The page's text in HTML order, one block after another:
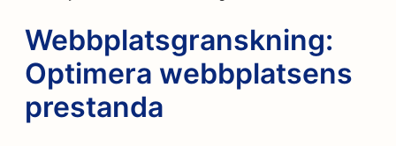
Webbplatsgranskning:
Optimera webbplatsens
prestanda